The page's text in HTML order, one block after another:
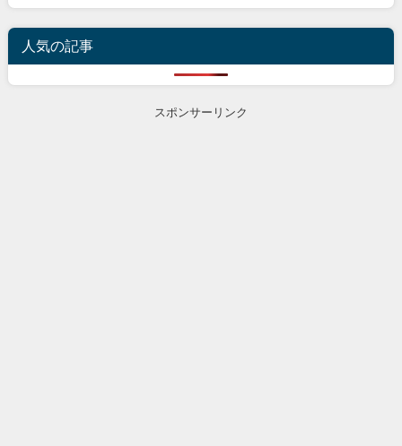
人気の記事
スポンサーリンク